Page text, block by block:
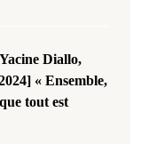
Diallo,
« Ensemble,
tout est